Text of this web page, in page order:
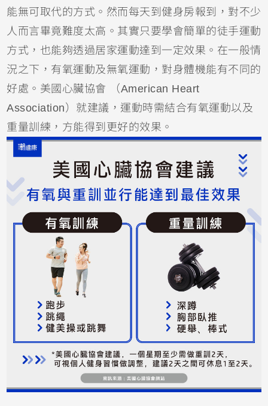
能無可取代的方式。然而每天到健身房報到，對不少
人而言畢竟難度太高。其實只要學會簡單的徒手運動
方式，也能夠透過居家運動達到一定效果。在一般情
況之下，有氧運動及無氧運動，對身體機能有不同的
好處。美國心臟協會 （American Heart
Association）就建議，運動時需結合有氧運動以及
重量訓練，方能得到更好的效果。